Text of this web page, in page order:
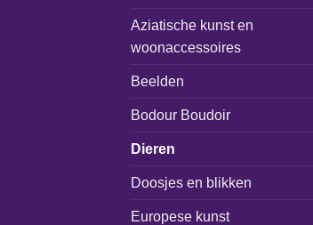
Aziatische kunst en
woonaccessoires
Beelden
Bodour Boudoir
Dieren
Doosjes en blikken
Europese kunst